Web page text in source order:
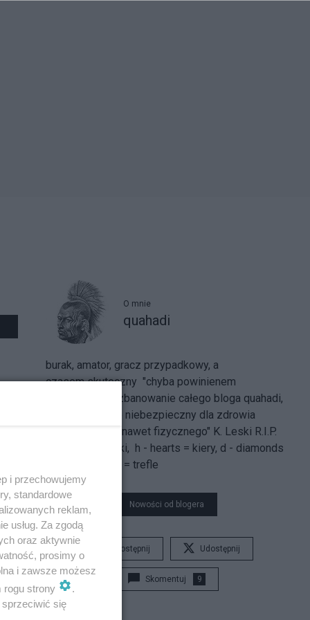
O mnie
quahadi
burak, amator, gracz przypadkowy, a
czasem skuteczny "chyba powinienem
wnioskować o zbanowanie całego bloga quahadi,
bo jest wybitnie niebezpieczny dla zdrowia
psychicznego i nawet fizycznego" K. Leski R.I.P.
s - spades = piki, h - hearts = kiery, d - diamonds
= kara, c - clubs = trefle
Nowości od blogera
Udostępnij Udostępnij
Skomentuj 9
i przechowujemy
standardowe
reklam,
usług. Za zgodą
oraz aktywnie
prosimy o
i zawsze możesz
rogu strony
.
się